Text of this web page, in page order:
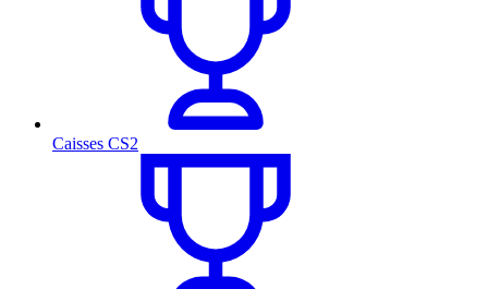
Caisses CS2